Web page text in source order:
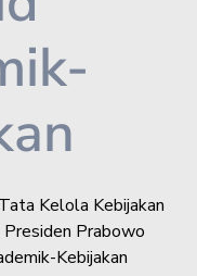
Kelola Kebijakan
Presiden Prabowo
Kebijakan